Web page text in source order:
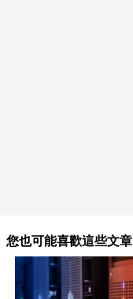
您也可能喜歡這些文章